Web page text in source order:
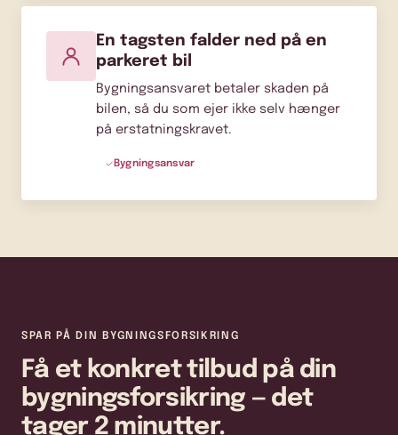
En tagsten falder ned på en
parkeret bil
Bygningsansvaret betaler skaden på
bilen, så du som ejer ikke selv hænger
på erstatningskravet.
Bygningsansvar
SPAR PÅ DIN BYGNINGSFORSIKRING
Få et konkret tilbud på din
bygningsforsikring — det
tager 2 minutter.